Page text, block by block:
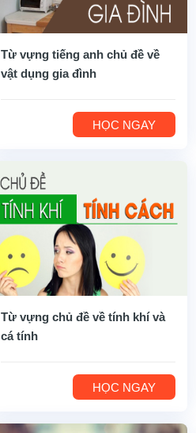
Từ vựng tiếng anh chủ đề về
vật dụng gia đình
HỌC NGAY
Từ vựng chủ đề về tính khí và
cá tính
HỌC NGAY